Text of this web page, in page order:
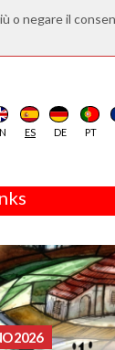
o negare il
ES DE PT
2026